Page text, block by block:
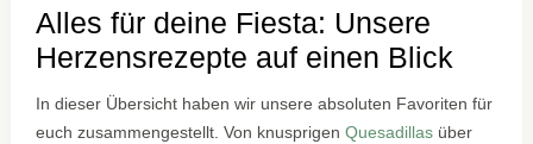
Alles für deine Fiesta: Unsere
Herzensrezepte auf einen Blick
In dieser Übersicht haben wir unsere absoluten Favoriten für
euch zusammengestellt. Von knusprigenQuesadillas über